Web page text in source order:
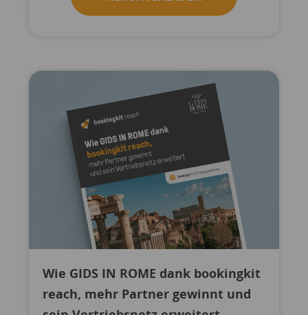
Wie GIDS IN ROME dank bookingkit
reach, mehr Partner gewinnt und